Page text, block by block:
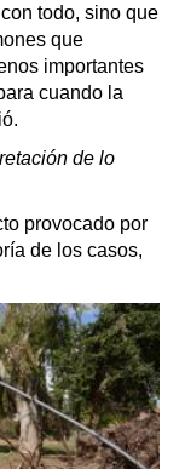
todo, sino que
que
importantes
cuando la
de lo
provocado por
de los casos,